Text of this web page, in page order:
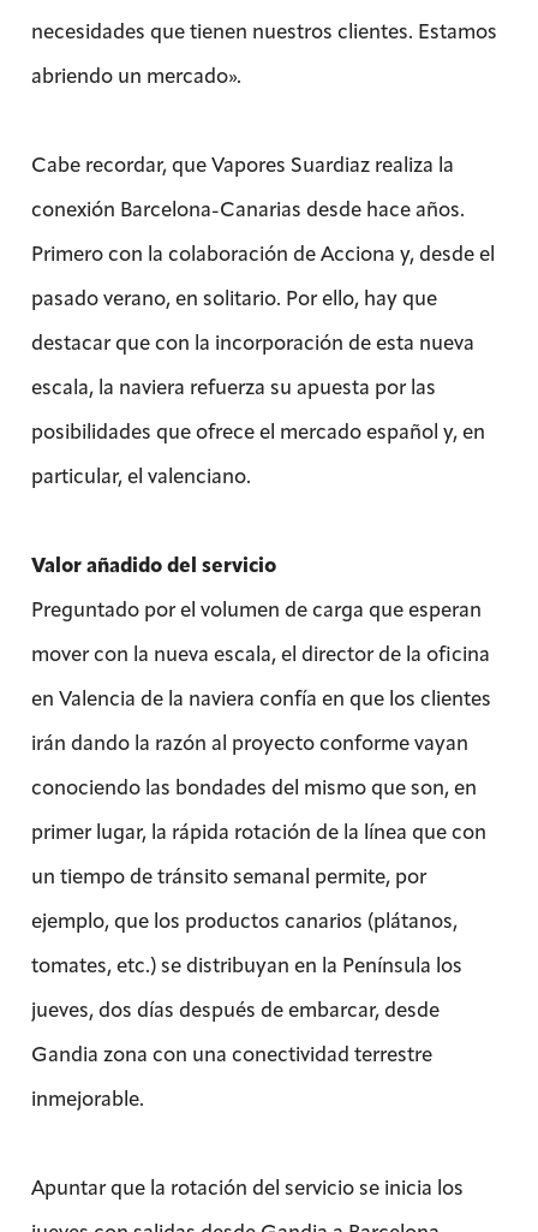
necesidades que tienen nuestros clientes. Estamos
abriendo un mercado».
Cabe recordar, que Vapores Suardiaz realiza la
conexión Barcelona-Canarias desde hace años.
Primero con la colaboración de Acciona y, desde el
pasado verano, en solitario. Por ello, hay que
destacar que con la incorporación de esta nueva
escala, la naviera refuerza su apuesta por las
posibilidades que ofrece el mercado español y, en
particular, el valenciano.
Valor añadido del servicio
Preguntado por el volumen de carga que esperan
mover con la nueva escala, el director de la oficina
en Valencia de la naviera confía en que los clientes
irán dando la razón al proyecto conforme vayan
conociendo las bondades del mismo que son, en
primer lugar, la rápida rotación de la línea que con
un tiempo de tránsito semanal permite, por
ejemplo, que los productos canarios (plátanos,
tomates, etc.) se distribuyan en la Península los
jueves, dos días después de embarcar, desde
Gandia zona con una conectividad terrestre
inmejorable.
Apuntar que la rotación del servicio se inicia los